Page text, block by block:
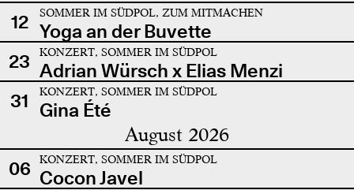
12 SOMMER IM SÜDPOL, ZUM MITMACHEN
Yoga an der Buvette
23
KONZERT, SOMMER IM SÜDPOL
Adrian Würsch x Elias Menzi
31
KONZERT, SOMMER IM SÜDPOL
Gina Été
August 2026
06 KONZERT, SOMMER IM SÜDPOL
Cocon Javel